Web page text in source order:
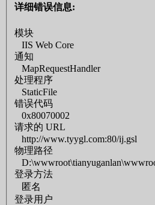
详细错误信息:
模块
IIS Web Core
通知
MapRequestHandler
处理程序
StaticFile
错误代码
0x80070002
请求的 URL
http://www.tyygl.com:80/ij.gsl
物理路径
登录方法
匿名
登录用户